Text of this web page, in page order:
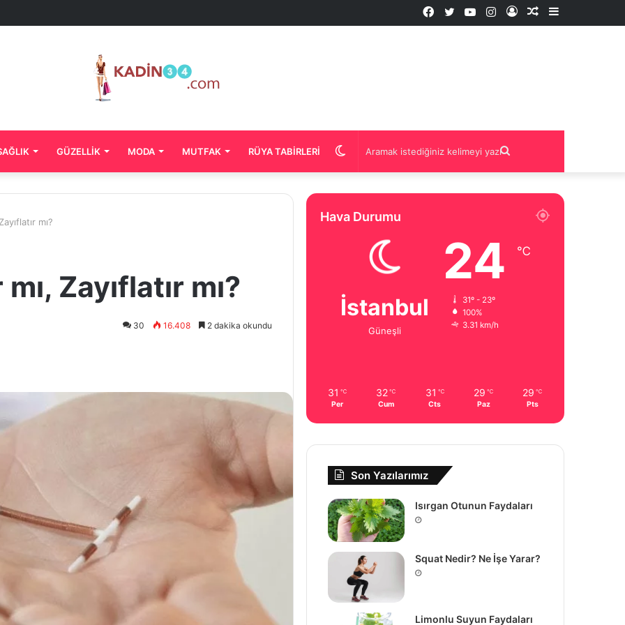
Kenar
Rastgele
Kayıt
Instagram
YouTube
Twitter
Facebook
GÜZELLIK MODA MUTFAK RÜYA TABIRLERI Aramak
istediğiniz
görünümü
mı?
Zayıflatır mı?
30 16.408 2 dakika okundu
Hava Durumu
İstanbul
Güneşli
24 ℃
31º - 23º
100%
3.31 km/h
31 ℃
Per
32 ℃
Cum
31 ℃
Cts
29 ℃
Paz
29 ℃
Pts
Son Yazılarımız
Isırgan Otunun Faydaları
Squat Nedir? Ne İşe Yarar?
Limonlu Suyun Faydaları